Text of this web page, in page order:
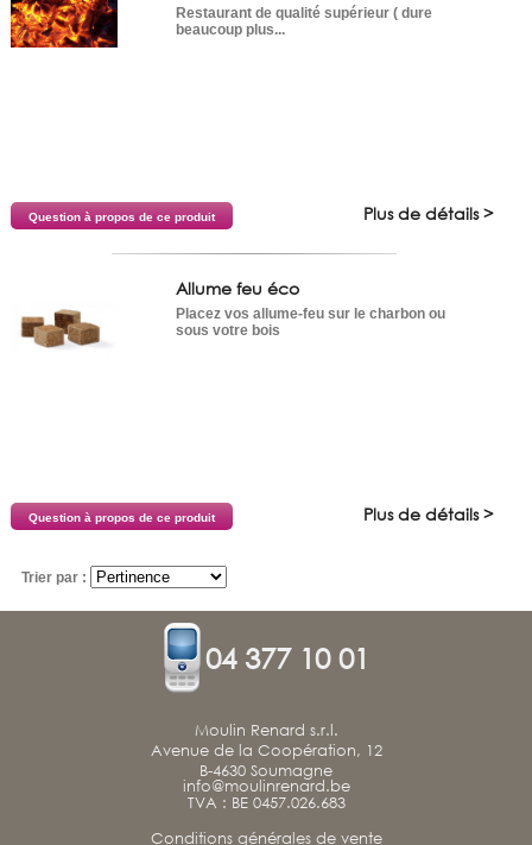
Restaurant de qualité supérieur ( dure
beaucoup plus...
Question à propos de ce produit Plus de détails >
Allume feu éco
Placez vos allume-feu sur le charbon ou
sous votre bois
Question à propos de ce produit Plus de détails >
Trier par :
04 377 10 01
Moulin Renard s.r.l.
Avenue de la Coopération, 12
B-4630 Soumagne
info@moulinrenard.be
TVA : BE 0457.026.683
Conditions générales de vente